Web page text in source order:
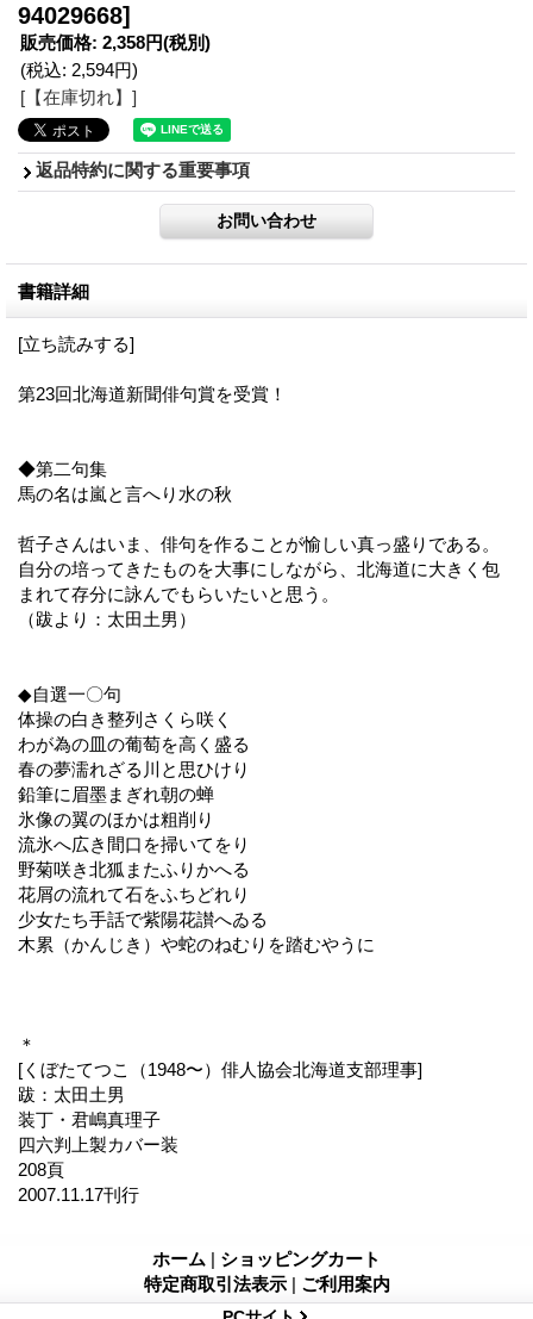
94029668]
販売価格: 2,358円(税別)
(税込: 2,594円)
[【在庫切れ】]
返品特約に関する重要事項
書籍詳細
[立ち読みする]
第23回北海道新聞俳句賞を受賞！
◆第二句集
馬の名は嵐と言へり水の秋
哲子さんはいま、俳句を作ることが愉しい真っ盛りである。
自分の培ってきたものを大事にしながら、北海道に大きく包
まれて存分に詠んでもらいたいと思う。
（跋より：太田土男）
◆自選一〇句
体操の白き整列さくら咲く
わが為の皿の葡萄を高く盛る
春の夢濡れざる川と思ひけり
鉛筆に眉墨まぎれ朝の蝉
氷像の翼のほかは粗削り
流氷へ広き間口を掃いてをり
野菊咲き北狐またふりかへる
花屑の流れて石をふちどれり
少女たち手話で紫陽花讃へゐる
木累（かんじき）や蛇のねむりを踏むやうに
＊
[くぼたてつこ（1948〜）俳人協会北海道支部理事]
跋：太田土男
装丁・君嶋真理子
四六判上製カバー装
208頁
2007.11.17刊行
ホーム | ショッピングカート
特定商取引法表示 | ご利用案内